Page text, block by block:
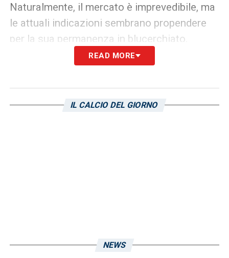
Naturalmente, il mercato è imprevedibile, ma
le attuali indicazioni sembrano propendere
per la sua permanenza in blucerchiato.
SEGUI GLI AGGIORNAMENTI DI
LA PLAYLIST DELLE NOSTRE TOP NEWS
READ MORE
IL CALCIO DEL GIORNO
NEWS